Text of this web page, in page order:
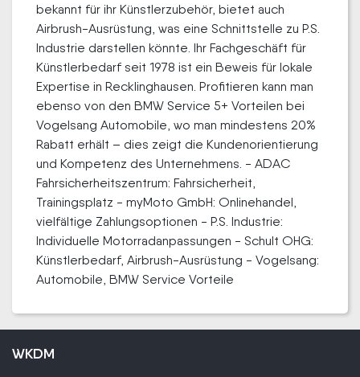
bekannt für ihr Künstlerzubehör, bietet auch
Airbrush-Ausrüstung, was eine Schnittstelle zu P.S.
Industrie darstellen könnte. Ihr Fachgeschäft für
Künstlerbedarf seit 1978 ist ein Beweis für lokale
Expertise in Recklinghausen. Profitieren kann man
ebenso von den BMW Service 5+ Vorteilen bei
Vogelsang Automobile, wo man mindestens 20%
Rabatt erhält – dies zeigt die Kundenorientierung
und Kompetenz des Unternehmens. - ADAC
Fahrsicherheitszentrum: Fahrsicherheit,
Trainingsplatz - myMoto GmbH: Onlinehandel,
vielfältige Zahlungsoptionen - P.S. Industrie:
Individuelle Motorradanpassungen - Schult OHG:
Künstlerbedarf, Airbrush-Ausrüstung - Vogelsang:
Automobile, BMW Service Vorteile
WKDM